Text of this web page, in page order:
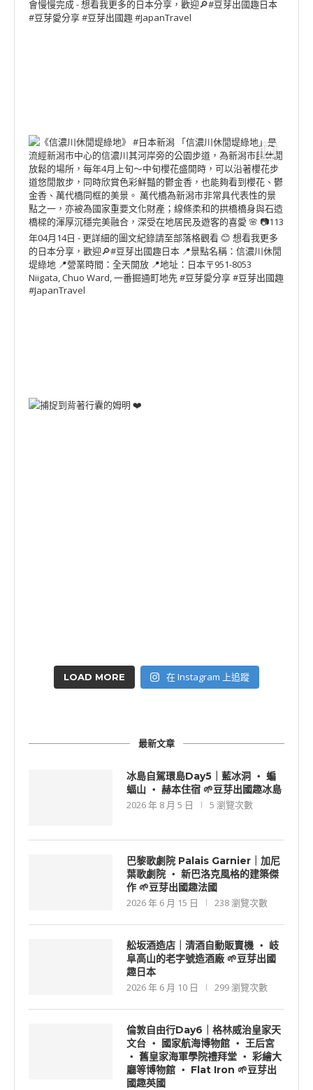
LOAD MORE 在 Instagram 上追蹤
最新文章
冰島自駕環島Day5｜藍冰洞 ‧ 蝙
蝠山 ‧ 赫本住宿 🌱豆芽出國趣冰島
2026 年 8 月 5 日
5 瀏覽次數
巴黎歌劇院 Palais Garnier｜加尼
葉歌劇院 ‧ 新巴洛克風格的建築傑
作 🌱豆芽出國趣法國
2026 年 6 月 15 日
238 瀏覽次數
舩坂酒造店｜清酒自動販賣機 ‧ 岐
阜高山的老字號造酒廠 🌱豆芽出國
趣日本
2026 年 6 月 10 日
299 瀏覽次數
倫敦自由行Day6｜格林威治皇家天
文台 ‧ 國家航海博物館 ‧ 王后宮
‧ 舊皇家海軍學院禮拜堂 ‧ 彩繪大
廳等博物館 ‧ Flat Iron 🌱豆芽出
國趣英國